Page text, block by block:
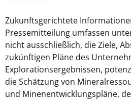
Zukunftsgerichtete
Pressemitteilung umfassen
nicht ausschließlich, die Ziele,
zukünftigen Pläne des
Explorationsergebnissen,
die Schätzung von
und Minenentwicklungspläne,